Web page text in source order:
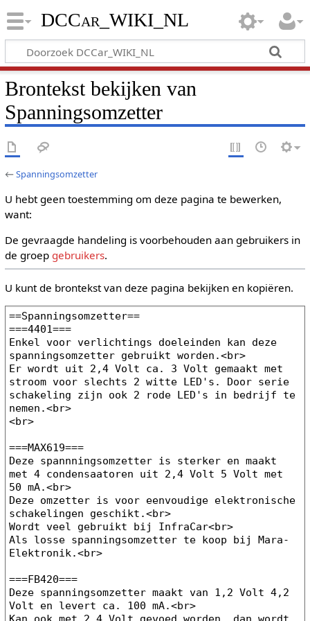
DCCar_WIKI_NL
Brontekst bekijken van
Spanningsomzetter
←Spanningsomzetter
U hebt geen toestemming om deze pagina te bewerken,
want:
De gevraagde handeling is voorbehouden aan gebruikers in
de groep gebruikers.
U kunt de brontekst van deze pagina bekijken en kopiëren.